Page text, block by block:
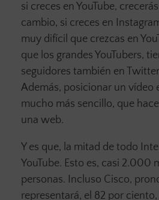
si creces en YouTube,
cambio, si creces en
muy difícil que crezcas en
que los grandes YouTubers,
seguidores también en
Además, posicionar un vídeo
mucho más sencillo, que
una web.
Y es que, la mitad de todo
YouTube. Esto es, casi 2.000
personas. Incluso Cisco,
representará, el 82 por